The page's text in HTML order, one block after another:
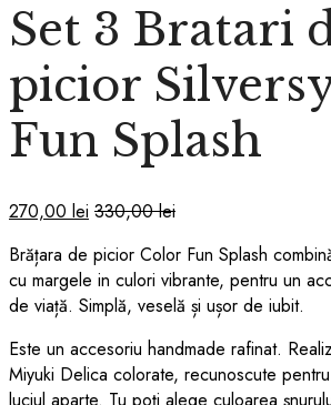
Set 3 Bratari
picior
Fun Splash
270,00 lei 330,00lei
Brățara de picior Color Fun Splash
cu margele in culori vibrante, pentru un
de viață. Simplă, veselă și ușor de iubit.
Este un accesoriu handmade rafinat.
Miyuki Delica colorate, recunoscute
luciul aparte. Tu poți alege culoarea